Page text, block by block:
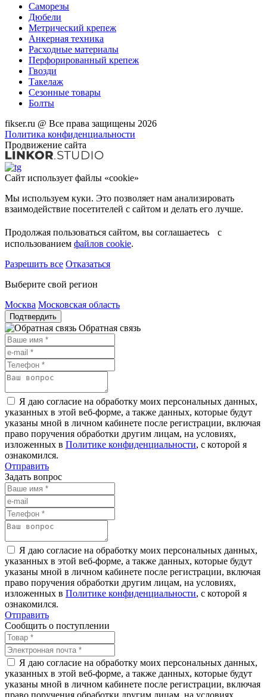
Саморезы
Дюбели
Метрический крепеж
Анкерная техника
Расходные материалы
Перфорированный крепеж
Гвозди
Такелаж
Сезонные товары
Болты
fikser.ru @ Все права защищены 2026
Политика конфиденциальности
Продвижение сайта
Сайт использует файлы «cookie»
Мы используем куки. Это позволяет нам анализировать
взаимодействие посетителей с сайтом и делать его лучше.
Продолжая пользоваться сайтом, вы соглашаетесь с
использованием файлов cookie.
Разрешить все Отказаться
Выберите свой регион
Москва Московская область
Подтвердить
Обратная связь
Я даю согласие на обработку моих персональных данных,
указанных в этой веб-форме, а также данных, которые будут
указаны мной в личном кабинете после регистрации, включая
право поручения обработки другим лицам, на условиях,
изложенных в Политике конфиденциальности, с которой я
ознакомился.
Отправить
Задать вопрос
Я даю согласие на обработку моих персональных данных,
указанных в этой веб-форме, а также данных, которые будут
указаны мной в личном кабинете после регистрации, включая
право поручения обработки другим лицам, на условиях,
изложенных в Политике конфиденциальности, с которой я
ознакомился.
Отправить
Сообщить о поступлении
Я даю согласие на обработку моих персональных данных,
указанных в этой веб-форме, а также данных, которые будут
указаны мной в личном кабинете после регистрации, включая
право поручения обработки другим лицам, на условиях,